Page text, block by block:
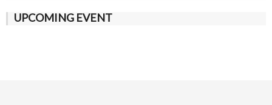
UPCOMING EVENT